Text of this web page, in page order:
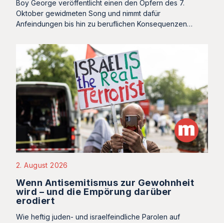
Boy George veröffentlicht einen den Opfern des 7.
Oktober gewidmeten Song und nimmt dafür
Anfeindungen bis hin zu beruflichen Konsequenzen…
2. August 2026
Wenn Antisemitismus zur Gewohnheit
wird – und die Empörung darüber
erodiert
Wie heftig juden- und israelfeindliche Parolen auf